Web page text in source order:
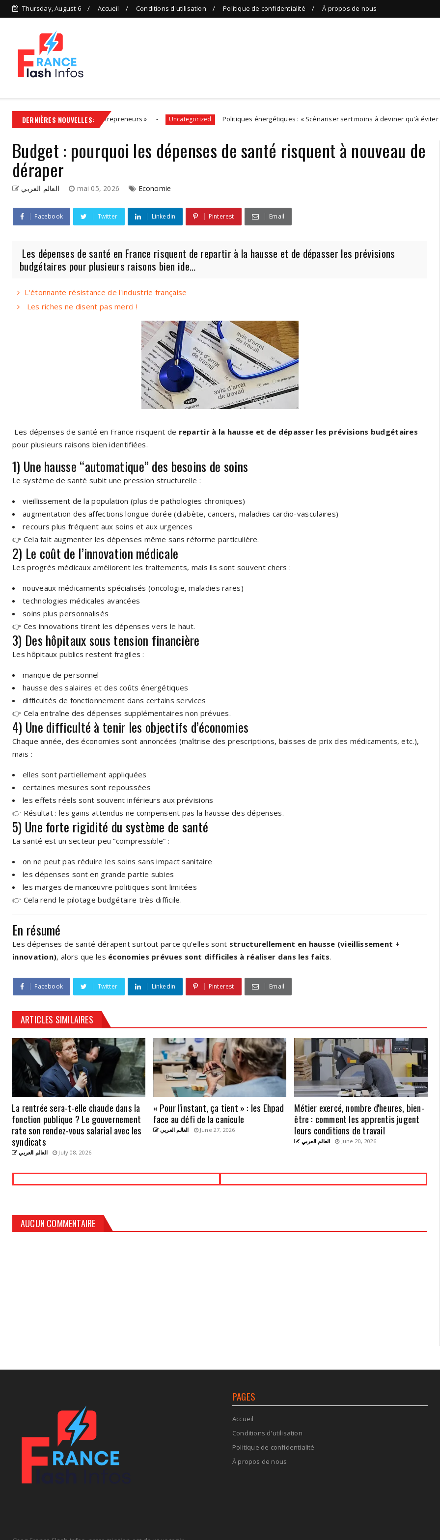
Thursday, August 6 Accueil Conditions d'utilisation Politique de confidentialité À propos de nous
DERNIÈRES NOUVELLES:
aux côtés des entrepreneurs » Uncategorized Politiques énergétiques : « Scénariser sert moins à deviner qu'à éviter d'être pris
Budget : pourquoi les dépenses de santé risquent à nouveau de
déraper
العالم العربي mai 05, 2026 Economie
Facebook Twitter Linkedin Pinterest Email
Les dépenses de santé en France risquent de repartir à la hausse et de dépasser les prévisions
budgétaires pour plusieurs raisons bien ide...
L'étonnante résistance de l'industrie française
Les riches ne disent pas merci !
Les dépenses de santé en France risquent de repartir à la hausse et de dépasser les prévisions budgétaires
pour plusieurs raisons bien identifiées.
1) Une hausse “automatique” des besoins de soins
Le système de santé subit une pression structurelle :
vieillissement de la population (plus de pathologies chroniques)
augmentation des affections longue durée (diabète, cancers, maladies cardio-vasculaires)
recours plus fréquent aux soins et aux urgences
👉 Cela fait augmenter les dépenses même sans réforme particulière.
2) Le coût de l’innovation médicale
Les progrès médicaux améliorent les traitements, mais ils sont souvent chers :
nouveaux médicaments spécialisés (oncologie, maladies rares)
technologies médicales avancées
soins plus personnalisés
👉 Ces innovations tirent les dépenses vers le haut.
3) Des hôpitaux sous tension financière
Les hôpitaux publics restent fragiles :
manque de personnel
hausse des salaires et des coûts énergétiques
difficultés de fonctionnement dans certains services
👉 Cela entraîne des dépenses supplémentaires non prévues.
4) Une difficulté à tenir les objectifs d’économies
Chaque année, des économies sont annoncées (maîtrise des prescriptions, baisses de prix des médicaments, etc.),
mais :
elles sont partiellement appliquées
certaines mesures sont repoussées
les effets réels sont souvent inférieurs aux prévisions
👉 Résultat : les gains attendus ne compensent pas la hausse des dépenses.
5) Une forte rigidité du système de santé
La santé est un secteur peu “compressible” :
on ne peut pas réduire les soins sans impact sanitaire
les dépenses sont en grande partie subies
les marges de manœuvre politiques sont limitées
👉 Cela rend le pilotage budgétaire très difficile.
En résumé
Les dépenses de santé dérapent surtout parce qu’elles sont structurellement en hausse (vieillissement +
innovation), alors que les économies prévues sont difficiles à réaliser dans les faits.
Facebook Twitter Linkedin Pinterest Email
ARTICLES SIMILAIRES
La rentrée sera-t-elle chaude dans la
fonction publique ? Le gouvernement
rate son rendez-vous salarial avec les
syndicats
العالم العربي July 08, 2026
« Pour l'instant, ça tient » : les Ehpad
face au défi de la canicule
العالم العربي June 27, 2026
Métier exercé, nombre d'heures, bien-
être : comment les apprentis jugent
leurs conditions de travail
العالم العربي June 20, 2026
AUCUN COMMENTAIRE
PAGES
Accueil
Conditions d'utilisation
Politique de confidentialité
À propos de nous